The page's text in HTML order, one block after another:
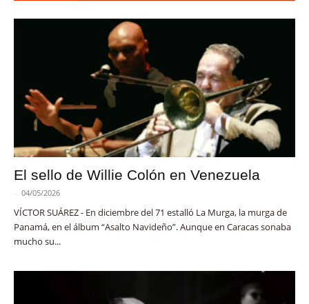
El sello de Willie Colón en Venezuela
- 04/05/2026
VÍCTOR SUÁREZ - En diciembre del 71 estalló La Murga, la murga de
Panamá, en el álbum “Asalto Navideño”. Aunque en Caracas sonaba
mucho su...